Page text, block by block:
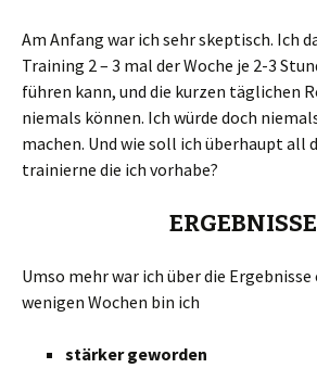
Am Anfang war ich sehr skeptisch. Ich
Training 2 – 3 mal der Woche je 2-3
führen kann, und die kurzen täglichen
niemals können. Ich würde doch
machen. Und wie soll ich überhaupt all
trainierne die ich vorhabe?
ERGEBNISSE
Umso mehr war ich über die
wenigen Wochen bin ich
stärker geworden